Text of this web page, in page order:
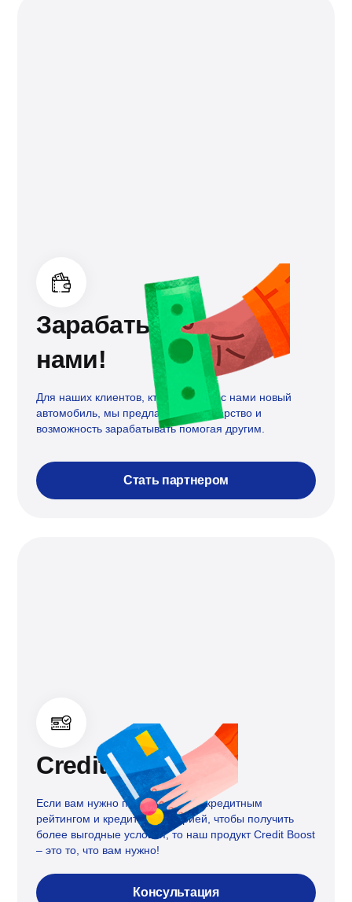
Зарабатывайте с
нами!
Для наших клиентов, кто уже купил с нами новый
автомобиль, мы предлагаем партнерство и
возможность зарабатывать помогая другим.
Стать партнером
Credit boost
Если вам нужно поработать над кредитным
рейтингом и кредитной историей, чтобы получить
более выгодные условия, то наш продукт Credit Boost
– это то, что вам нужно!
Консультация